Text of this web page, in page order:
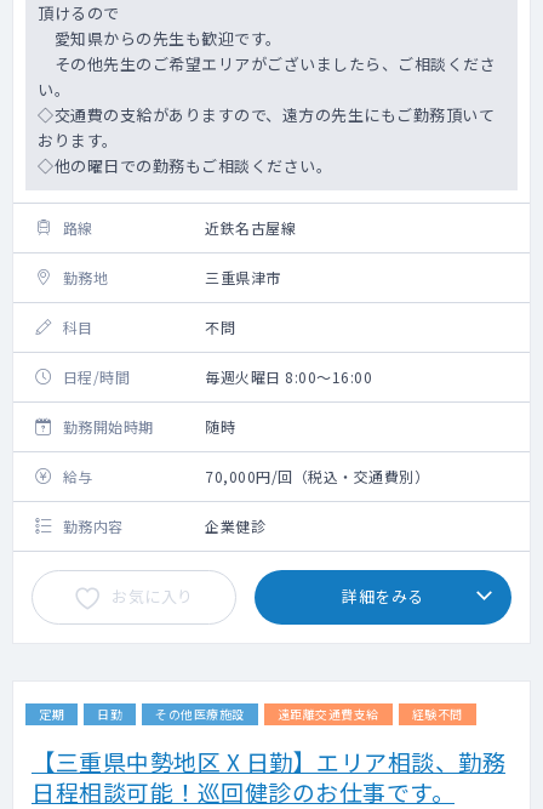
頂けるので
愛知県からの先生も歓迎です。
その他先生のご希望エリアがございましたら、ご相談くださ
い。
◇交通費の支給がありますので、遠方の先生にもご勤務頂いて
おります。
◇他の曜日での勤務もご相談ください。
路線 近鉄名古屋線
勤務地 三重県津市
科目 不問
日程/時間 毎週火曜日 8:00～16:00
勤務開始時期 随時
給与 70,000円/回（税込・交通費別）
勤務内容 企業健診
お気に入り 詳細をみる
定期 日勤 その他医療施設 遠距離交通費支給 経験不問
【三重県中勢地区 X 日勤】エリア相談、勤務
日程相談可能！巡回健診のお仕事です。